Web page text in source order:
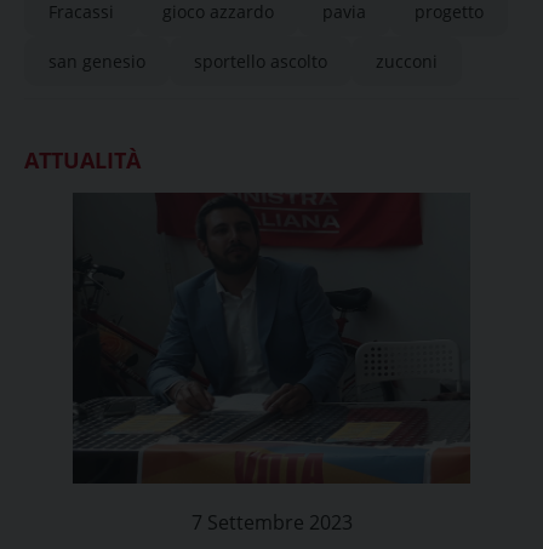
Fracassi gioco azzardo pavia progetto
san genesio sportello ascolto zucconi
ATTUALITÀ
7 Settembre 2023